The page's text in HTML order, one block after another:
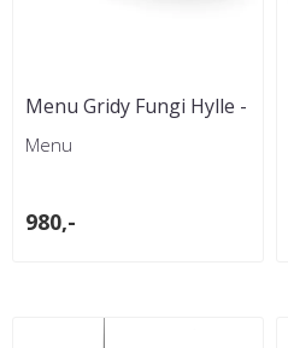
Menu Gridy Fungi Hylle -
Svart
Menu
980,-